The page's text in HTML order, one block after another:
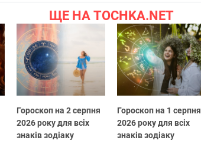
ЩЕ НА TOCHKA.NET
Гороскоп на 2 серпня
2026 року для всіх
знаків зодіаку
Гороскоп на 1 серпня
2026 року для всіх
знаків зодіаку